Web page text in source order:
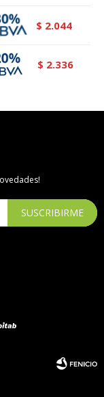
$ 2.044
$ 2.336
SUSCRIBIRME